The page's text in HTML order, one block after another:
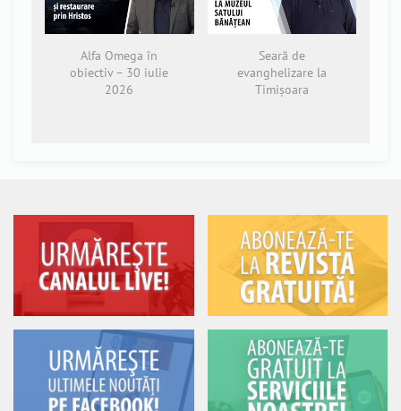
Alfa Omega în
obiectiv – 30 iulie
2026
Seară de
evanghelizare la
Timișoara